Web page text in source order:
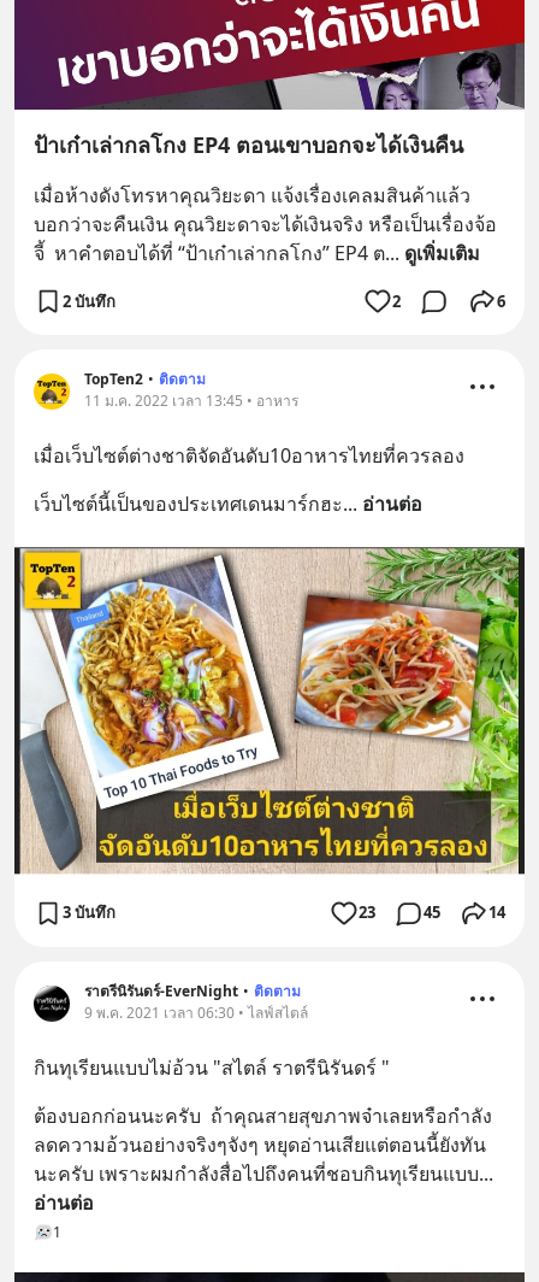
ป้าเก๋าเล่ากลโกง EP4 ตอนเขาบอกจะได้เงินคืน
เมื่อห้างดังโทรหาคุณวิยะดา แจ้งเรื่องเคลมสินค้าแล้ว
บอกว่าจะคืนเงิน คุณวิยะดาจะได้เงินจริง หรือเป็นเรื่องจ้อ
จี้  หาคำตอบได้ที่ “ป้าเก๋าเล่ากลโกง” EP4 ต... ดูเพิ่มเติม
2 บันทึก 2 6
TopTen2 • ติดตาม
11 ม.ค. 2022 เวลา 13:45 • อาหาร
เมื่อเว็บไซต์ต่างชาติจัดอันดับ10อาหารไทยที่ควรลอง
เว็บไซต์นี้เป็นของประเทศเดนมาร์กฮะ... อ่านต่อ
3 บันทึก 23 45 14
ราตรีนิรันดร์-EverNight • ติดตาม
9 พ.ค. 2021 เวลา 06:30 • ไลฟ์สไตล์
กินทุเรียนแบบไม่อ้วน "สไตล์ ราตรีนิรันดร์ "
ต้องบอกก่อนนะครับ  ถ้าคุณสายสุขภาพจ๋าเลยหรือกำลัง
ลดความอ้วนอย่างจริงๆจังๆ หยุดอ่านเสียแต่ตอนนี้ยังทัน
นะครับ เพราะผมกำลังสื่อไปถึงคนที่ชอบกินทุเรียนแบบ
อ่านต่อ
1